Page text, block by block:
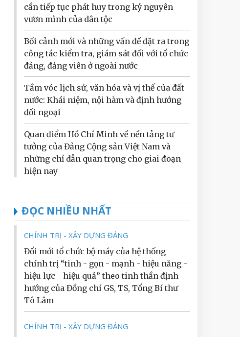
cần tiếp tục phát huy trong kỷ nguyên
vươn mình của dân tộc
Bối cảnh mới và những vấn đề đặt ra trong
công tác kiểm tra, giám sát đối với tổ chức
đảng, đảng viên ở ngoài nước
Tầm vóc lịch sử, văn hóa và vị thế của đất
nước: Khái niệm, nội hàm và định hướng
đối ngoại
Quan điểm Hồ Chí Minh về nền tảng tư
tưởng của Đảng Cộng sản Việt Nam và
những chỉ dẫn quan trọng cho giai đoạn
hiện nay
ĐỌC NHIỀU NHẤT
CHÍNH TRỊ - XÂY DỰNG ĐẢNG
Đổi mới tổ chức bộ máy của hệ thống
chính trị “tinh - gọn - mạnh - hiệu năng -
hiệu lực - hiệu quả” theo tinh thần định
hướng của Đồng chí GS, TS, Tổng Bí thư
Tô Lâm
CHÍNH TRỊ - XÂY DỰNG ĐẢNG